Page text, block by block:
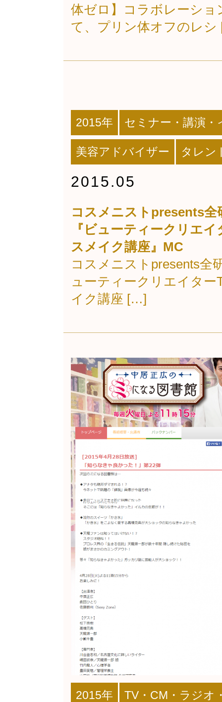
体ゼロ】コラボレーシ
て、プリン体オフのレ
2015年 セミナー・講演・
美容アドバイザー タレン
2015.05
コスメニストpresents全
『ビューティークリエ
スメイク講座』MC
コスメニストpresents全
ューティークリエイタ
イク講座 […]
2015年 TV・CM・ラジオ